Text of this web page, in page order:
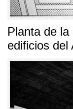
Planta de
edificios del